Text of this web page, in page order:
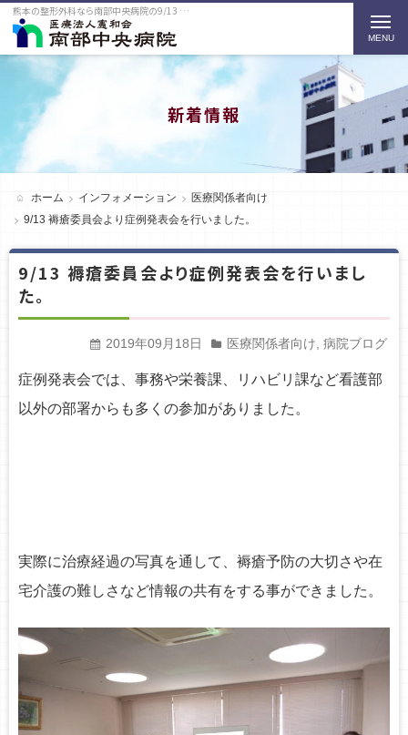
熊本の整形外科なら南部中央病院の9/13 褥瘡委員会より症例発表会を行いました。をご紹介
新着情報
ホーム インフォメーション
医療関係者向け
9/13 褥瘡委員会より症例発表会を行いました。
9/13 褥瘡委員会より症例発表会を行いまし
た。
2019年09月18日 医療関係者向け 病院ブログ
症例発表会では、事務や栄養課、リハビリ課など看護部
以外の部署からも多くの参加がありました。
実際に治療経過の写真を通して、褥瘡予防の大切さや在
宅介護の難しさなど情報の共有をする事ができました。
t
o
g
v
a